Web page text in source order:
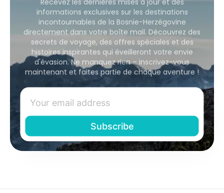
informations exclusives sur les destinations
incontournables de la Bosnie-Herzégovine
directement dans votre boîte mail. Découvrez des
secrets de voyage, des offres spéciales et des
histoires inspirantes qui éveilleront votre envie
d'évasion. Ne manquez rien – inscrivez-vous
maintenant et faites partie de chaque aventure !